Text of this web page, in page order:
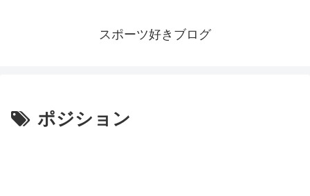
スポーツ好きブログ
ポジション